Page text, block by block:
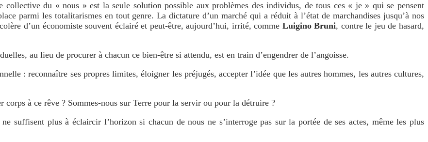
collective du « nous » est la seule solution possible aux problèmes des individus, de tous ces « je » qui se pensent
parmi les totalitarismes en tout genre. La dictature d’un marché qui a réduit à l’état de marchandises jusqu’à nos
d’un économiste souvent éclairé et peut-être, aujourd’hui, irrité, comme Luigino Bruni, contre le jeu de hasard,
au lieu de procurer à chacun ce bien-être si attendu, est en train d’engendrer de l’angoisse.
: reconnaître ses propres limites, éloigner les préjugés, accepter l’idée que les autres hommes, les autres cultures,
à ce rêve ? Sommes-nous sur Terre pour la servir ou pour la détruire ?
suffisent plus à éclaircir l’horizon si chacun de nous ne s’interroge pas sur la portée de ses actes, même les plus